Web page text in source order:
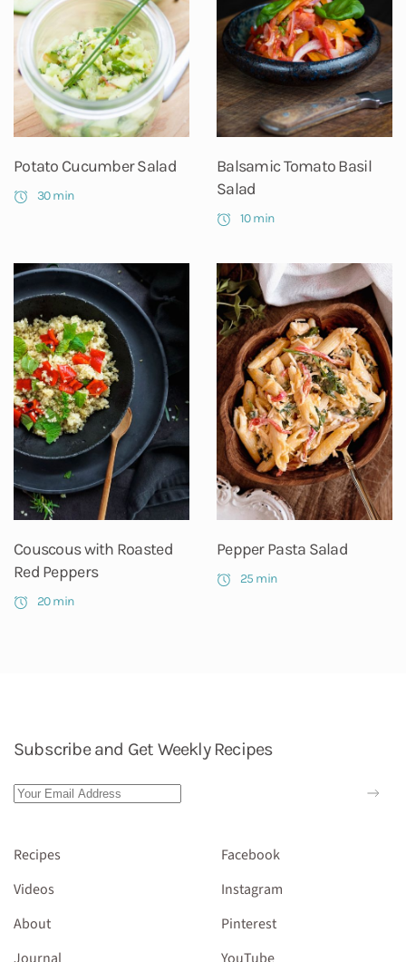
Potato Cucumber Salad
30 min
Balsamic Tomato Basil
Salad
10 min
Couscous with Roasted
Red Peppers
20 min
Pepper Pasta Salad
25 min
Subscribe and Get Weekly Recipes
Recipes
Videos
About
Facebook
Instagram
Pinterest